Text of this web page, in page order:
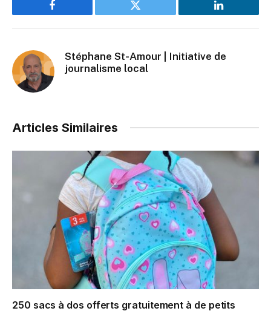
Facebook Twitter LinkedIn
Stéphane St-Amour | Initiative de
journalisme local
Articles Similaires
250 sacs à dos offerts gratuitement à de petits